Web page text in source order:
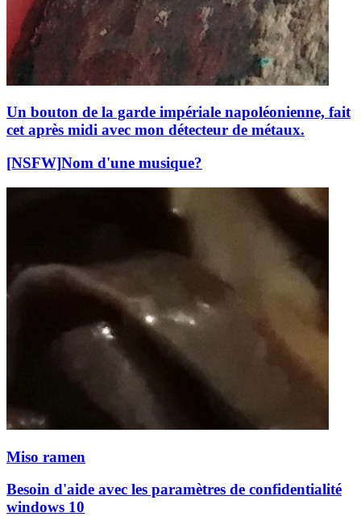
Un bouton de la garde impériale napoléonienne, fait
cet après midi avec mon détecteur de métaux.
[NSFW]Nom d'une musique?
Miso ramen
Besoin d'aide avec les paramètres de confidentialité
windows 10